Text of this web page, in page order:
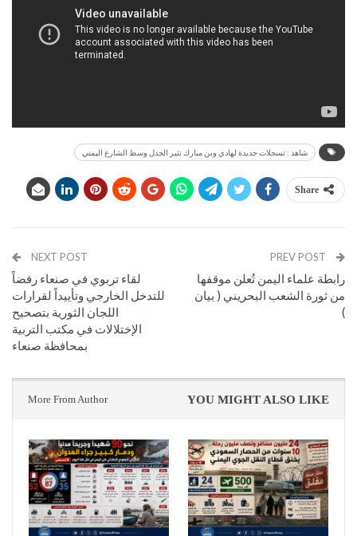
شاهد : تسجلات جديدة لهادي وبن مبارك تثير الجدل وسط الشارع اليمني
Share
رابطة علماء اليمن تُعلن موقفها
من ثورة الشعب البحريني ( بيان
)
NEXT POST
لقاء تربوي في صنعاء رفضاً
للتدخل الخارجي وتأييداً لقرارات
اللجان الثورية بتصحيح
الإختلالات في مكتب التربية
بمحافظة صنعاء
YOU MIGHT ALSO LIKE
More From Author